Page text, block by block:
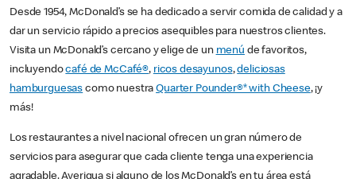
Desde 1954, McDonald’s se ha dedicado a servir comida de calidad y a
dar un servicio rápido a precios asequibles para nuestros clientes.
Visita un McDonald’s cercano y elige de un menú de favoritos,
incluyendocafé de McCafé®, ricos desayunos,deliciosas
hamburguesas como nuestraQuarter Pounder®* with Cheese, ¡y
más!
Los restaurantes a nivel nacional ofrecen un gran número de
servicios para asegurar que cada cliente tenga una experiencia
agradable. Averigua si alguno de los McDonald’s en tu área está